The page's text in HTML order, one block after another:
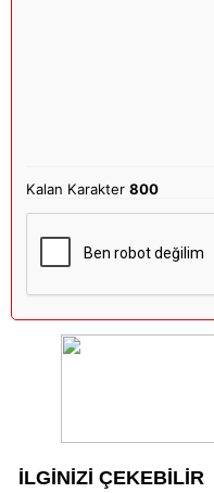
Kalan Karakter800